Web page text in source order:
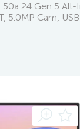
24 Gen 5
5.0MP Cam,